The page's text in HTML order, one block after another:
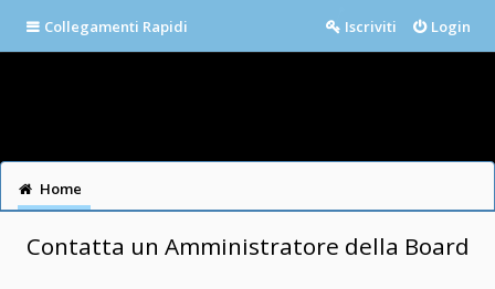
Collegamenti Rapidi Login
Iscriviti
Home
Contatta un Amministratore della Board